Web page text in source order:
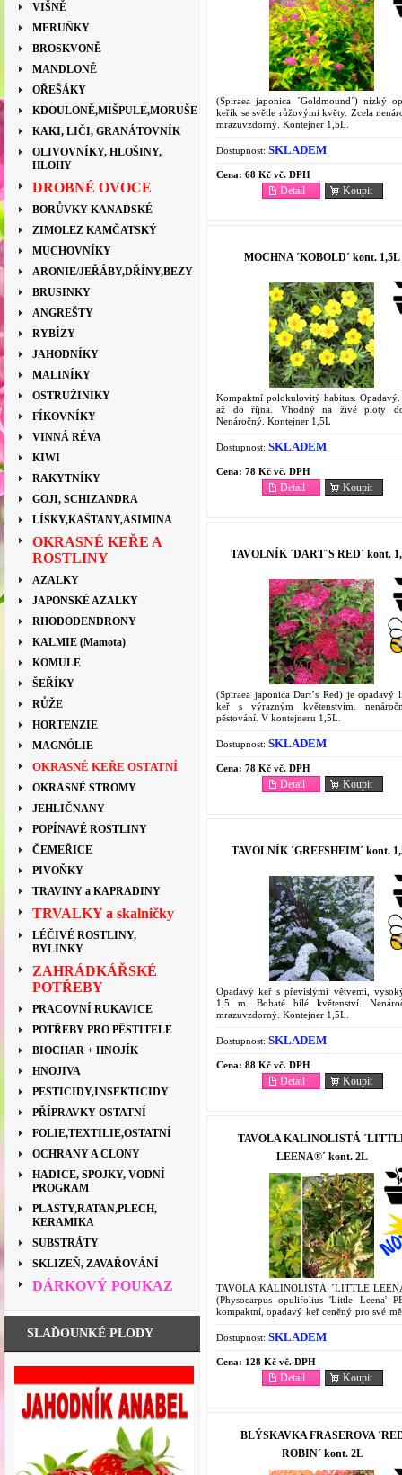
VIŠNĚ
MERUŇKY
BROSKVONĚ
MANDLONĚ
OŘEŠÁKY
KDOULONĚ,MIŠPULE,MORUŠE
KAKI, LIČI, GRANÁTOVNÍK
OLIVOVNÍKY, HLOŠINY,
HLOHY
DROBNÉ OVOCE
BORŮVKY KANADSKÉ
ZIMOLEZ KAMČATSKÝ
MUCHOVNÍKY
ARONIE/JEŘÁBY,DŘÍNY,BEZY
BRUSINKY
ANGREŠTY
RYBÍZY
JAHODNÍKY
MALINÍKY
OSTRUŽINÍKY
FÍKOVNÍKY
VINNÁ RÉVA
KIWI
RAKYTNÍKY
GOJI, SCHIZANDRA
LÍSKY,KAŠTANY,ASIMINA
OKRASNÉ KEŘE A
ROSTLINY
AZALKY
JAPONSKÉ AZALKY
RHODODENDRONY
KALMIE (Mamota)
KOMULE
ŠEŘÍKY
RŮŽE
HORTENZIE
MAGNÓLIE
OKRASNÉ KEŘE OSTATNÍ
OKRASNÉ STROMY
JEHLIČNANY
POPÍNAVÉ ROSTLINY
ČEMEŘICE
PIVOŇKY
TRAVINY a KAPRADINY
TRVALKY a skalničky
LÉČIVÉ ROSTLINY,
BYLINKY
ZAHRÁDKÁŘSKÉ
POTŘEBY
PRACOVNÍ RUKAVICE
POTŘEBY PRO PĚSTITELE
BIOCHAR + HNOJÍK
HNOJIVA
PESTICIDY,INSEKTICIDY
PŘÍPRAVKY OSTATNÍ
FOLIE,TEXTILIE,OSTATNÍ
OCHRANY A CLONY
HADICE, SPOJKY, VODNÍ
PROGRAM
PLASTY,RATAN,PLECH,
KERAMIKA
SUBSTRÁTY
SKLIZEŇ, ZAVAŘOVÁNÍ
DÁRKOVÝ POUKAZ
SLAĎOUNKÉ PLODY
(Spiraea japonica ´Goldmound´) nízký
keřík se světle růžovými květy. Zcela
mrazuvzdorný. Kontejner 1,5L.
Dostupnost: SKLADEM
Cena: 68 Kč vč. DPH
Koupit
Detail
MOCHNA ´KOBOLD´ kont. 1,5L
Kompaktní polokulovitý habitus. Opadavý.
až do října. Vhodný na živé ploty
Nenáročný. Kontejner 1,5L
Dostupnost: SKLADEM
Cena: 78 Kč vč. DPH
Koupit
Detail
TAVOLNÍK ´DART´S RED´ kont.
(Spiraea japonica Dart´s Red) je opadavý
keř s výrazným květenstvím.
pěstování. V kontejneru 1,5L.
Dostupnost: SKLADEM
Cena: 78 Kč vč. DPH
Koupit
Detail
TAVOLNÍK ´GREFSHEIM´ kont.
Opadavý keř s převislými větvemi,
1,5 m. Bohaté bílé květenství.
mrazuvzdorný. Kontejner 1,5L.
Dostupnost: SKLADEM
Cena: 88 Kč vč. DPH
Koupit
Detail
TAVOLA KALINOLISTÁ
LEENA®´ kont. 2L
TAVOLA KALINOLISTÁ ´LITTLE
(Physocarpus opulifolius 'Little Leena'
kompaktní, opadavý keř ceněný pro své
zbarvení listů a nenáročnost. Nové
zpočátku jasně zelené a...
Dostupnost: SKLADEM
Cena: 128 Kč vč. DPH
Koupit
Detail
BLÝSKAVKA FRASEROVA
ROBIN´ kont. 2L